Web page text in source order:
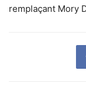
remplaçant Mory